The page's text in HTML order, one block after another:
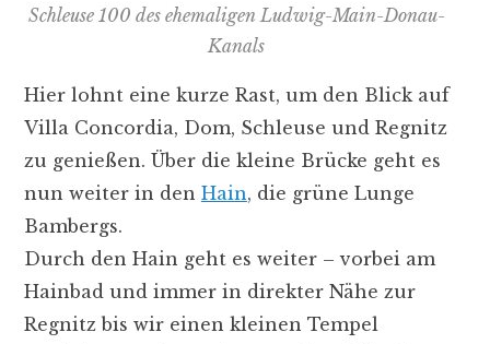
Schleuse 100 des ehemaligen Ludwig-Main-Donau-
Kanals
Hier lohnt eine kurze Rast, um den Blick auf
Villa Concordia, Dom, Schleuse und Regnitz
zu genießen. Über die kleine Brücke geht es
nun weiter in den Hain, die grüne Lunge
Bambergs.
Durch den Hain geht es weiter – vorbei am
Hainbad und immer in direkter Nähe zur
Regnitz bis wir einen kleinen Tempel